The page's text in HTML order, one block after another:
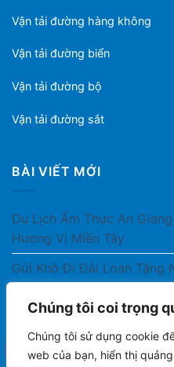
Chúng tôi coi trọng
Chúng tôi sử dụng cookie
web của bạn, hiển thị
Vận tải đường hàng không
Vận tải đường biển
Vận tải đường bộ
Vận tải đường sắt
BÀI VIẾT MỚI
Du Lịch Ẩm Thực An
Hương Vị Miền Tây
Gửi Khô Đi Đài Loan Tặng
Gửi Thuốc Cho Người
Không?
Gửi Công Văn, Tài Liệu